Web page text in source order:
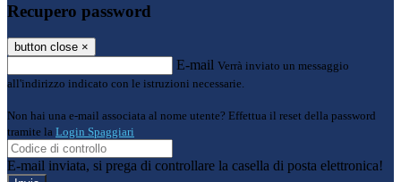
Recupero password
button close ×
E-mail Verrà inviato un messaggio
all'indirizzo indicato con le istruzioni necessarie.
Non hai una e-mail associata al nome utente? Effettua il reset della password
tramite la Login Spaggiari
E-mail inviata, si prega di controllare la casella di posta elettronica!